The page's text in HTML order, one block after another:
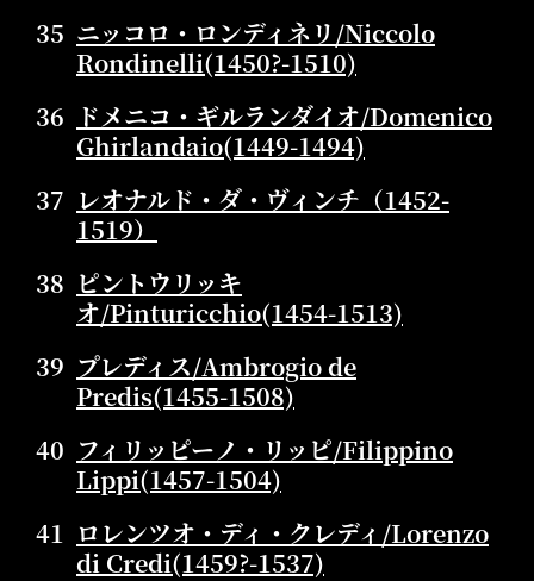
35 ニッコロ・ロンディネリ/Niccolo
Rondinelli(1450?-1510)
36 ドメニコ・ギルランダイオ/Domenico
Ghirlandaio(1449-1494)
37 レオナルド・ダ・ヴィンチ（1452-
1519）
38 ピントウリッキ
オ/Pinturicchio(1454-1513)
39 プレディス/Ambrogio de
Predis(1455-1508)
40 フィリッピーノ・リッピ/Filippino
Lippi(1457-1504)
41 ロレンツオ・ディ・クレディ/Lorenzo
di Credi(1459?-1537)